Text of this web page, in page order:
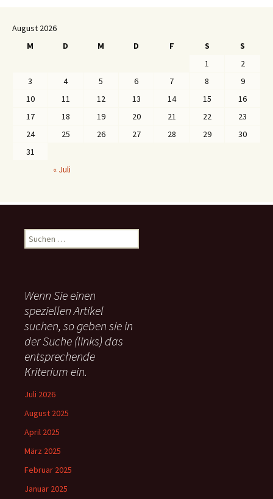
August 2026
M
D M D F S
S
1
2
3
4 5 6 7 8
9
10
11 12 13 14 15
16
17
18 19 20 21 22
23
24
25 26 27 28 29
30
31
« Juli
u
n
n
a
c
:
Wenn Sie einen
speziellen Artikel
suchen, so geben sie in
der Suche (links) das
entsprechende
Kriterium ein.
Juli 2026
August 2025
April 2025
März 2025
Februar 2025
Januar 2025